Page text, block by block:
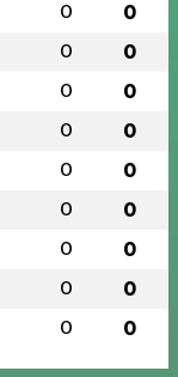
0 0
0 0
0 0
0 0
0 0
0 0
0 0
0 0
0 0